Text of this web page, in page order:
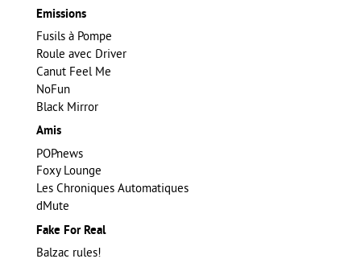
Emissions
Fusils à Pompe
Roule avec Driver
Canut Feel Me
NoFun
Black Mirror
Amis
POPnews
Foxy Lounge
Les Chroniques Automatiques
dMute
Fake For Real
Balzac rules!